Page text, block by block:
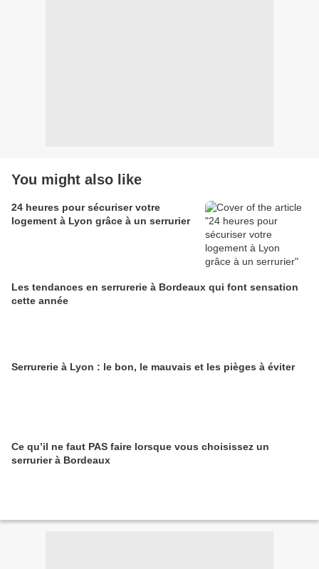
You might also like
24 heures pour sécuriser votre
logement à Lyon grâce à un serrurier
Les tendances en serrurerie à Bordeaux qui font sensation
cette année
Serrurerie à Lyon : le bon, le mauvais et les pièges à éviter
Ce qu’il ne faut PAS faire lorsque vous choisissez un
serrurier à Bordeaux